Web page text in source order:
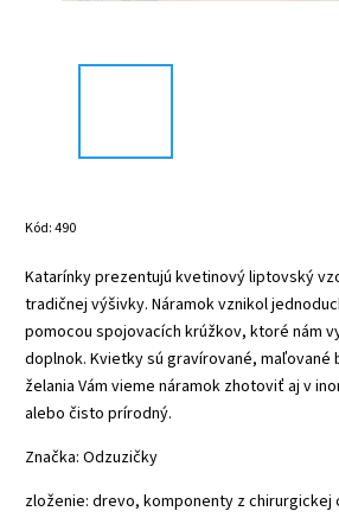
Kód:490
Katarínky prezentujú kvetinový liptovský
tradičnej výšivky. Náramok vznikol
pomocou spojovacích krúžkov, ktoré nám
doplnok. Kvietky sú gravírované, maľované
želania Vám vieme náramok zhotoviť aj v
alebo čisto prírodný.
Značka: Odzuzičky
zloženie: drevo, komponenty z chirurgickej